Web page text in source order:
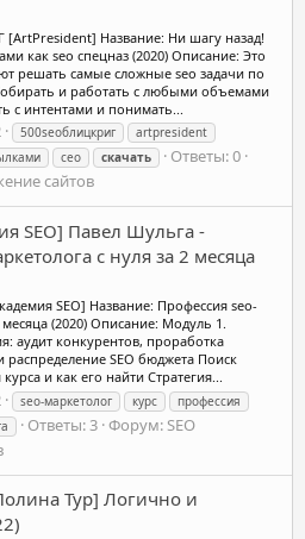
Название: Ни шагу назад!
как seo спецназ (2020) Описание: Это
решать самые сложные seo задачи по
и работать с любыми объемами
с интентами и понимать...
500seoблицкриг
artpresident
сео скачать
Ответы: 0
сайтов
SEO] Павел Шульга -
с нуля за 2 месяца
SEO] Название: Профессия seo-
месяца (2020) Описание: Модуль 1.
аудит конкурентов, проработка
распределение SEO бюджета Поиск
и как его найти Стратегия...
seo-маркетолог курс
профессия
Ответы: 3 Форум: SEO
Тур] Логично и